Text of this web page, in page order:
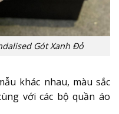
Gót Xanh Đỏ
khác nhau, màu sắc
với các bộ quần áo